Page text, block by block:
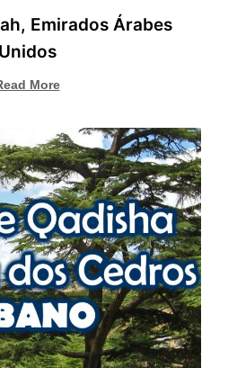
Emirados Árabes
Unidos
More